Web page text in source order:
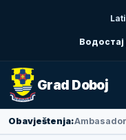
Водостај
Grad Doboj
Obavještenja: